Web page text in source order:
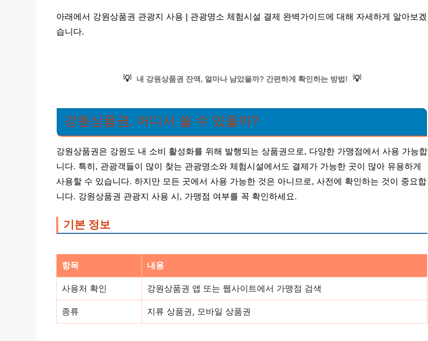
아래에서 강원상품권 관광지 사용 | 관광명소 체험시설 결제 완벽가이드에 대해 자세하게 알아보겠
습니다.
💡 내 강원상품권 잔액, 얼마나 남았을까? 간편하게 확인하는 방법! 💡
강원상품권, 어디서 쓸 수 있을까?
강원상품권은 강원도 내 소비 활성화를 위해 발행되는 상품권으로, 다양한 가맹점에서 사용 가능합
니다. 특히, 관광객들이 많이 찾는 관광명소와 체험시설에서도 결제가 가능한 곳이 많아 유용하게
사용할 수 있습니다. 하지만 모든 곳에서 사용 가능한 것은 아니므로, 사전에 확인하는 것이 중요합
니다. 강원상품권 관광지 사용 시, 가맹점 여부를 꼭 확인하세요.
기본 정보
항목 내용
사용처 확인 강원상품권 앱 또는 웹사이트에서 가맹점 검색
종류 지류 상품권, 모바일 상품권